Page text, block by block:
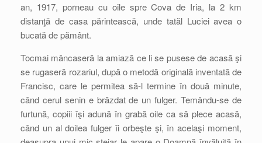
an, 1917, porneau cu oile spre Cova de Iria, la 2 km
distanţă de casa părintească, unde tatăl Luciei avea o
bucată de pământ.
Tocmai mâncaseră la amiază ce li se pusese de acasă şi
se rugaseră rozariul, după o metodă originală inventată de
Francisc, care le permitea să-l termine în două minute,
când cerul senin e brăzdat de un fulger. Temându-se de
furtună, copiii îşi adună în grabă oile ca să plece acasă,
când un al doilea fulger îi orbeşte şi, în acelaşi moment,